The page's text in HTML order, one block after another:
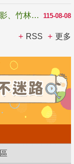
115-08-08
青年壯遊點精選夏夜限定避暑提案 漫天蝠影、竹林尋蛙、茶香夜觀 邀青年暮色出發
RSS 更多